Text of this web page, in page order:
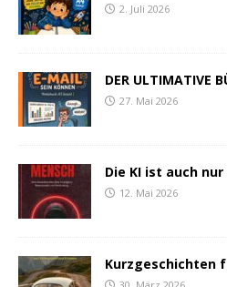
2. Juli 2026
DER ULTIMATIVE
27. Mai 2026
Die KI ist auch
12. Mai 2026
Kurzgeschichten